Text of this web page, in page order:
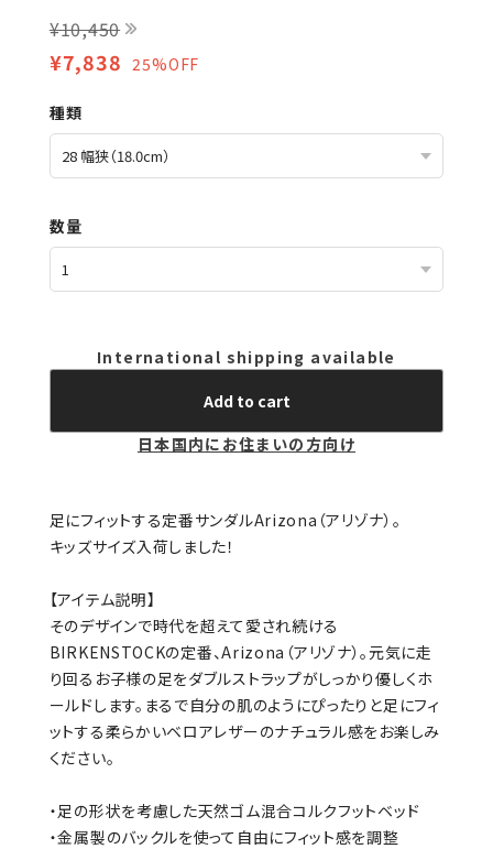
¥10,450
¥7,838 25%OFF
種類
数量
International shipping available
Add to cart
日本国内にお住まいの方向け
足にフィットする定番サンダルArizona（アリゾナ）。
キッズサイズ入荷しました！
【アイテム説明】
そのデザインで時代を超えて愛され続ける
BIRKENSTOCKの定番、Arizona（アリゾナ）。元気に走
り回るお子様の足をダブルストラップがしっかり優しくホ
ールドします。まるで自分の肌のようにぴったりと足にフィ
ットする柔らかいベロアレザーのナチュラル感をお楽しみ
ください。
・足の形状を考慮した天然ゴム混合コルクフットベッド
・金属製のバックルを使って自由にフィット感を調整